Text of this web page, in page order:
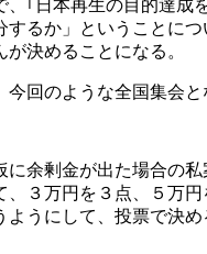
｢日本再生の目的達成
するか」ということに
決めることになる。
今回のような全国集会と
余剰金が出た場合の私
、３万円を３点、５万
ようにして、投票で決